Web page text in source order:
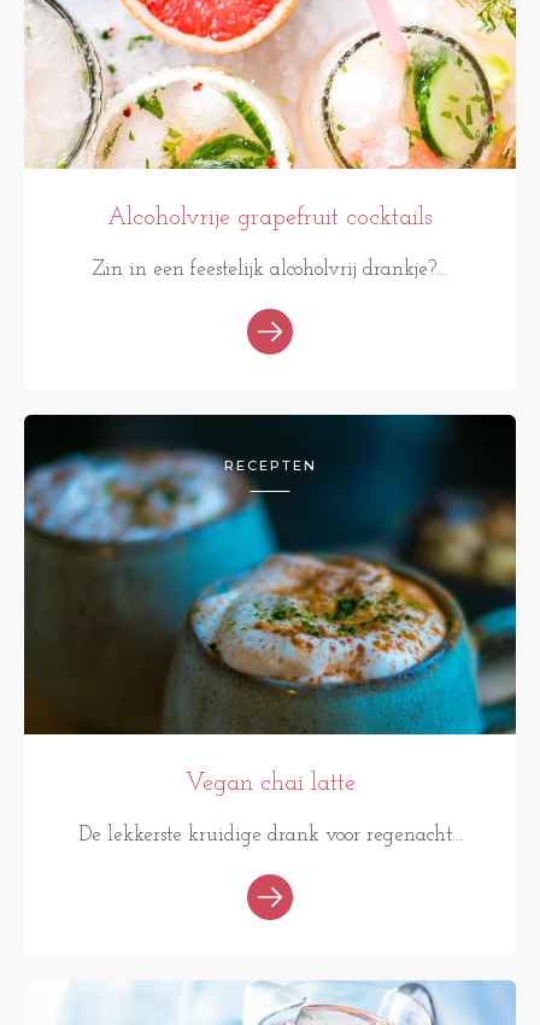
Alcoholvrije grapefruit cocktails
Zin in een feestelijk alcoholvrij drankje?...
RECEPTEN
Vegan chai latte
De lekkerste kruidige drank voor regenacht...